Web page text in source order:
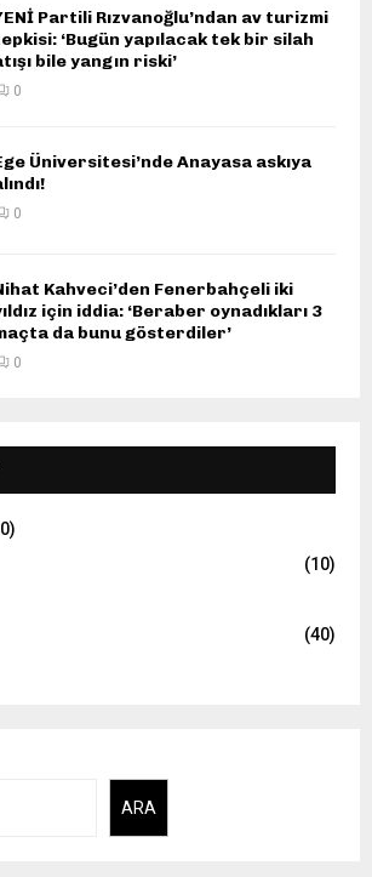
Partili Rızvanoğlu’ndan av turizmi
‘Bugün yapılacak tek bir silah
bile yangın riski’
0
Üniversitesi’nde Anayasa askıya
0
Kahveci’den Fenerbahçeli iki
için iddia: ‘Beraber oynadıkları 3
da bunu gösterdiler’
0
(10)
(40)
ARA